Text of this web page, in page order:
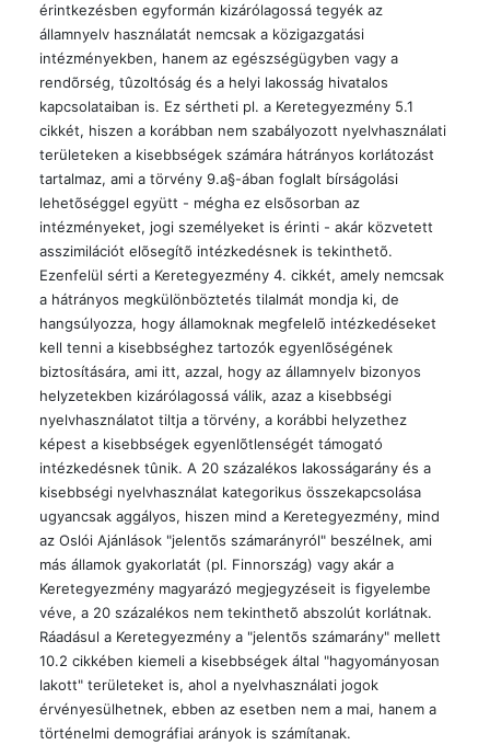
érintkezésben egyformán kizárólagossá tegyék az
államnyelv használatát nemcsak a közigazgatási
intézményekben, hanem az egészségügyben vagy a
rendõrség, tûzoltóság és a helyi lakosság hivatalos
kapcsolataiban is. Ez sértheti pl. a Keretegyezmény 5.1
cikkét, hiszen a korábban nem szabályozott nyelvhasználati
területeken a kisebbségek számára hátrányos korlátozást
tartalmaz, ami a törvény 9.a§-ában foglalt bírságolási
lehetõséggel együtt - mégha ez elsõsorban az
intézményeket, jogi személyeket is érinti - akár közvetett
asszimilációt elõsegítõ intézkedésnek is tekinthetõ.
Ezenfelül sérti a Keretegyezmény 4. cikkét, amely nemcsak
a hátrányos megkülönböztetés tilalmát mondja ki, de
hangsúlyozza, hogy államoknak megfelelõ intézkedéseket
kell tenni a kisebbséghez tartozók egyenlõségének
biztosítására, ami itt, azzal, hogy az államnyelv bizonyos
helyzetekben kizárólagossá válik, azaz a kisebbségi
nyelvhasználatot tiltja a törvény, a korábbi helyzethez
képest a kisebbségek egyenlõtlenségét támogató
intézkedésnek tûnik. A 20 százalékos lakosságarány és a
kisebbségi nyelvhasználat kategorikus összekapcsolása
ugyancsak aggályos, hiszen mind a Keretegyezmény, mind
az Oslói Ajánlások "jelentõs számarányról" beszélnek, ami
más államok gyakorlatát (pl. Finnország) vagy akár a
Keretegyezmény magyarázó megjegyzéseit is figyelembe
véve, a 20 százalékos nem tekinthetõ abszolút korlátnak.
Ráadásul a Keretegyezmény a "jelentõs számarány" mellett
10.2 cikkében kiemeli a kisebbségek által "hagyományosan
lakott" területeket is, ahol a nyelvhasználati jogok
érvényesülhetnek, ebben az esetben nem a mai, hanem a
történelmi demográfiai arányok is számítanak.